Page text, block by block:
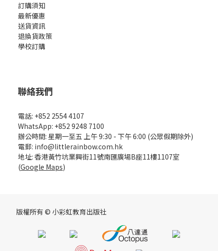
訂購須知
最新優惠
送貨資訊
退換貨政策
學校訂購
聯絡我們
電話: +852 2554 4107
WhatsApp: +852 9248 7100
辦公時間: 星期一至五 上午 9:30 - 下午 6:00 (公眾假期除外)
電郵: info@littlerainbow.com.hk
地址: 香港黃竹坑業興街11號南匯廣場B座11樓1107室
(Google Maps)
版權所有 © 小彩虹教育出版社